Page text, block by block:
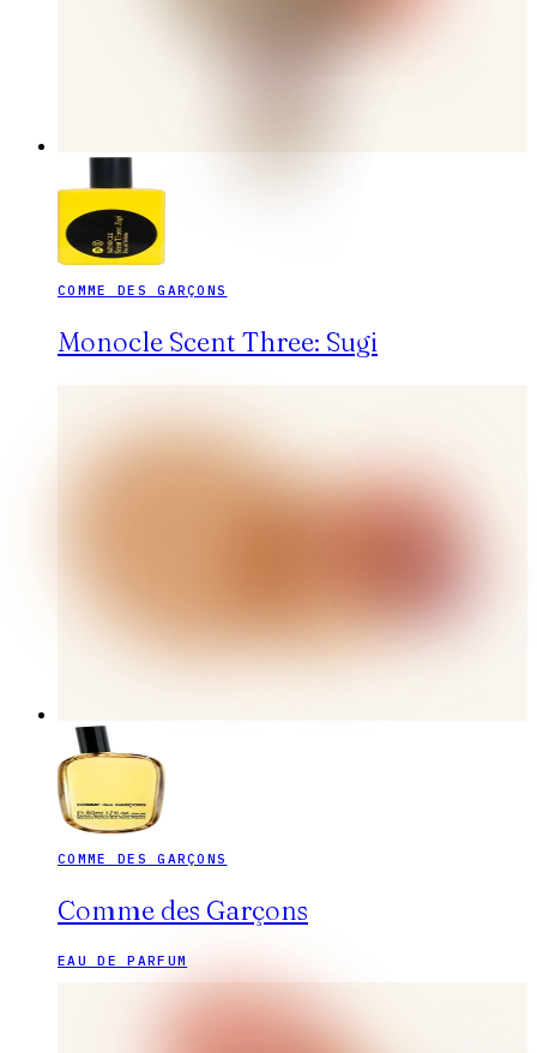
COMME DES GARÇONS
Monocle Scent Three: Sugi
COMME DES GARÇONS
Comme des Garçons
EAU DE PARFUM